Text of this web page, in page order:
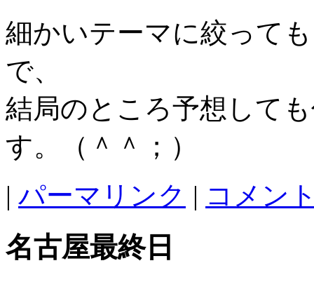
細かいテーマに絞って
で、
結局のところ予想して
す。（＾＾；）
| パーマリンク | コメン
名古屋最終日